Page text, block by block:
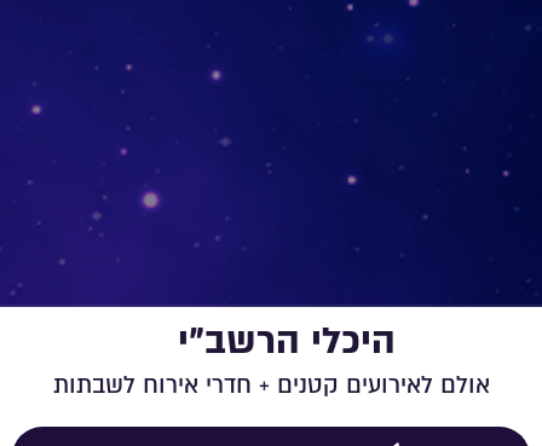
היכלי הרשב”י
אולם לאירועים קטנים + חדרי אירוח לשבתות